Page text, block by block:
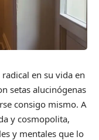
en su vida en
setas alucinógenas
consigo mismo. A
y cosmopolita,
y mentales que lo